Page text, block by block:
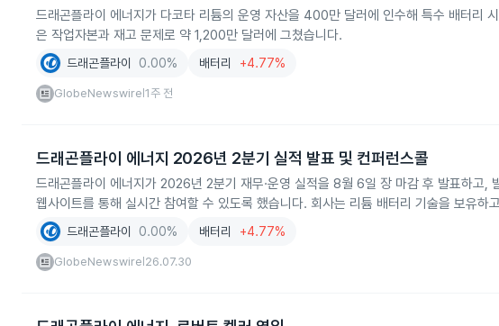
드래곤플라이 에너지가 다코타 리튬의 운영 자산을 400만 달러에 인수해 특수 배터리
은 작업자본과 재고 문제로 약 1,200만 달러에 그쳤습니다.
드래곤플라이 0.00% 배터리 +4.77%
GlobeNewswire 1주 전
드래곤플라이 에너지 2026년 2분기 실적 발표 및 컨퍼런스콜
드래곤플라이 에너지가 2026년 2분기 재무·운영 실적을 8월 6일 장 마감 후 발표하고
웹사이트를 통해 실시간 참여할 수 있도록 했습니다. 회사는 리튬 배터리 기술을 보유
드래곤플라이 0.00% 배터리 +4.77%
GlobeNewswire 26.07.30